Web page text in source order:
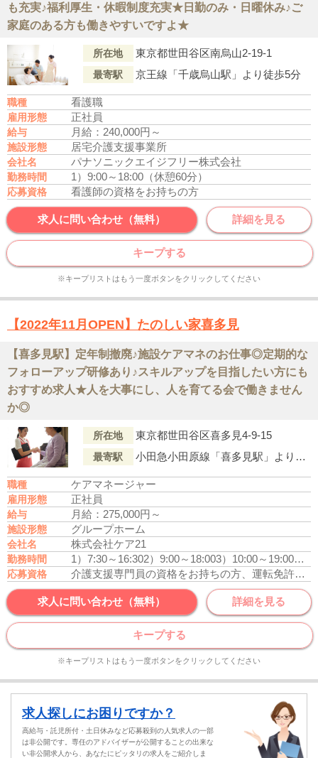
も充実♪福利厚生・休暇制度充実★日勤のみ・日曜休み♪ご
家庭のある方も働きやすいですよ★
所在地 東京都世田谷区南烏山2-19-1
最寄駅 京王線「千歳烏山駅」より徒歩5分
職種 看護職
雇用形態 正社員
給与 月給：240,000円～
施設形態 居宅介護支援事業所
会社名 パナソニックエイジフリー株式会社
勤務時間 1）9:00～18:00（休憩60分）
応募資格 看護師の資格をお持ちの方
求人に問い合わせ（無料） 詳細を見る
キープする
※キープリストはもう一度ボタンをクリックしてください
【2022年11月OPEN】たのしい家喜多見
【喜多見駅】定年制撤廃♪施設ケアマネのお仕事◎定期的な
フォローアップ研修あり♪スキルアップを目指したい方にも
おすすめ求人★人を大事にし、人を育てる会で働きません
か◎
所在地 東京都世田谷区喜多見4-9-15
最寄駅 小田急小田原線「喜多見駅」より徒歩20分
職種 ケアマネージャー
雇用形態 正社員
給与 月給：275,000円～
施設形態 グループホーム
会社名 株式会社ケア21
勤務時間 1）7:30～16:302）9:00～18:003）10:00～19:00休憩
応募資格 介護支援専門員の資格をお持ちの方、運転免許あれば尚可
求人に問い合わせ（無料） 詳細を見る
キープする
※キープリストはもう一度ボタンをクリックしてください
求人探しにお困りですか？
高給与・託児所付・土日休みなど応募殺到の人気求人の一部
は非公開です。専任のアドバイザーが公開することの出来な
い非公開求人から、あなたにピッタリの求人をご紹介しま